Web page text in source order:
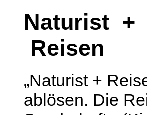
Naturist
Reisen
„Naturist +
ablösen. Die